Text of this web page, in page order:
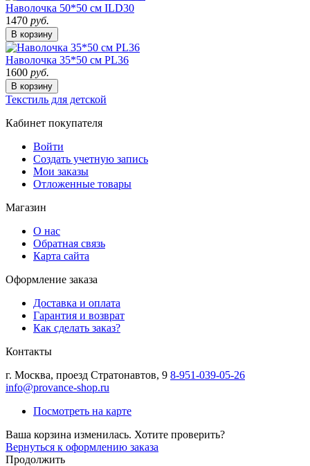
Наволочка 50*50 см ILD30
1470 руб.
В корзину
Наволочка 35*50 см PL36
1600 руб.
В корзину
Текстиль для детской
Кабинет покупателя
Войти
Создать учетную запись
Мои заказы
Отложенные товары
Магазин
О нас
Обратная связь
Карта сайта
Оформление заказа
Доставка и оплата
Гарантия и возврат
Как сделать заказ?
Контакты
г. Москва, проезд Стратонавтов, 9 8-951-039-05-26
info@provance-shop.ru
Посмотреть на карте
Ваша корзина изменилась. Хотите проверить?
Вернуться к оформлению заказа
Продолжить